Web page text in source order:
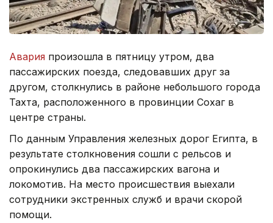
Авария произошла в пятницу утром, два
пассажирских поезда, следовавших друг за
другом, столкнулись в районе небольшого города
Тахта, расположенного в провинции Сохаг в
центре страны.
По данным Управления железных дорог Египта, в
результате столкновения сошли с рельсов и
опрокинулись два пассажирских вагона и
локомотив. На место происшествия выехали
сотрудники экстренных служб и врачи скорой
помощи.